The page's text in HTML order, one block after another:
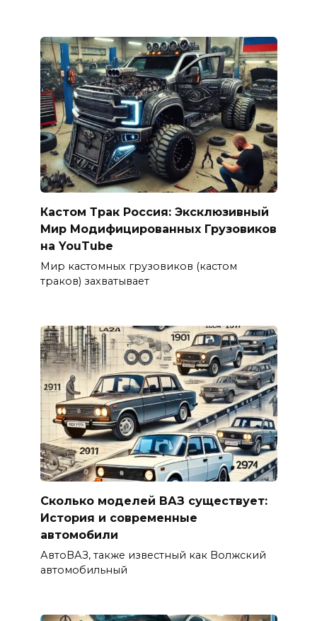
Кастом Трак Россия: Эксклюзивный
Мир Модифицированных Грузовиков
на YouTube
Мир кастомных грузовиков (кастом
траков) захватывает
Сколько моделей ВАЗ существует:
История и современные
автомобили
АвтоВАЗ, также известный как Волжский
автомобильный